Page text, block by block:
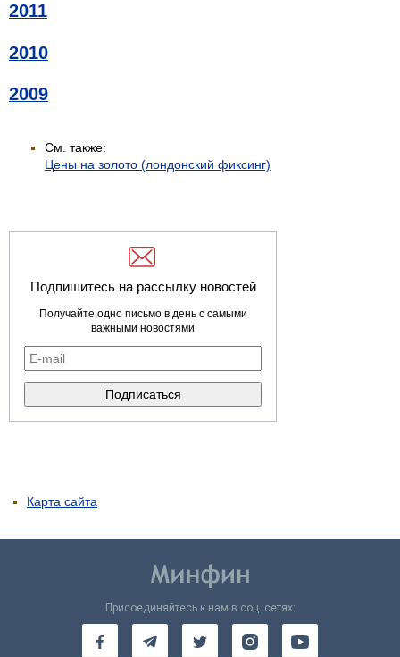
2011
2010
2009
См. также:
Цены на золото (лондонский фиксинг)
Подпишитесь на рассылку новостей
Получайте одно письмо в день с самыми
важными новостями
Карта сайта
Присоединяйтесь к нам в соц. сетях: